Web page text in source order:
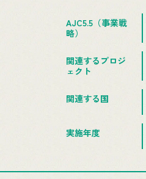
AJC5.5（事業戦
略）
関連するプロジ
ェクト
関連する国
実施年度